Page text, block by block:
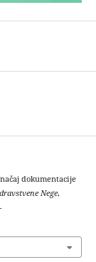
dokumentacije
Nege,